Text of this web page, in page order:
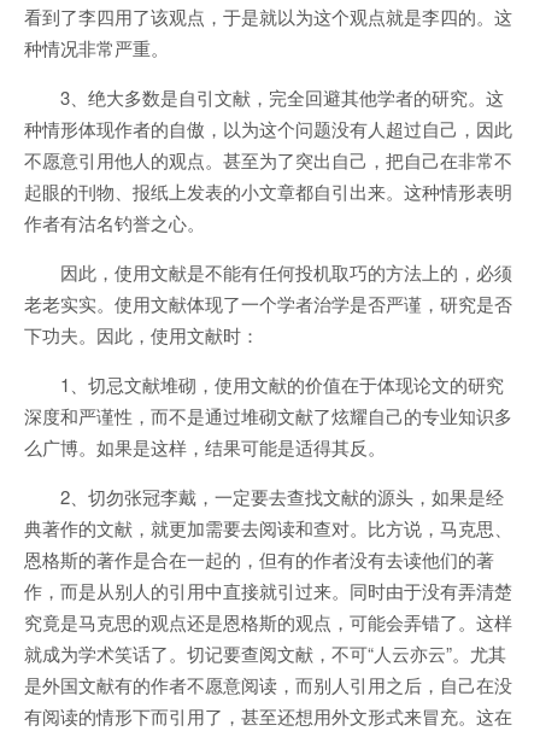
看到了李四用了该观点，于是就以为这个观点就是李四的。这
种情况非常严重。
3、绝大多数是自引文献，完全回避其他学者的研究。这
种情形体现作者的自傲，以为这个问题没有人超过自己，因此
不愿意引用他人的观点。甚至为了突出自己，把自己在非常不
起眼的刊物、报纸上发表的小文章都自引出来。这种情形表明
作者有沽名钓誉之心。
因此，使用文献是不能有任何投机取巧的方法上的，必须
老老实实。使用文献体现了一个学者治学是否严谨，研究是否
下功夫。因此，使用文献时：
1、切忌文献堆砌，使用文献的价值在于体现论文的研究
深度和严谨性，而不是通过堆砌文献了炫耀自己的专业知识多
么广博。如果是这样，结果可能是适得其反。
2、切勿张冠李戴，一定要去查找文献的源头，如果是经
典著作的文献，就更加需要去阅读和查对。比方说，马克思、
恩格斯的著作是合在一起的，但有的作者没有去读他们的著
作，而是从别人的引用中直接就引过来。同时由于没有弄清楚
究竟是马克思的观点还是恩格斯的观点，可能会弄错了。这样
就成为学术笑话了。切记要查阅文献，不可“人云亦云”。尤其
是外国文献有的作者不愿意阅读，而别人引用之后，自己在没
有阅读的情形下而引用了，甚至还想用外文形式来冒充。这在